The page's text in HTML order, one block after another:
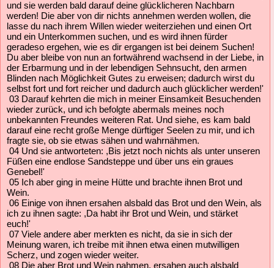
und sie werden bald darauf deine glücklicheren Nachbarn
werden! Die aber von dir nichts annehmen werden wollen, die
lasse du nach ihrem Willen wieder weiterziehen und einen Ort
und ein Unterkommen suchen, und es wird ihnen fürder
geradeso ergehen, wie es dir ergangen ist bei deinem Suchen!
Du aber bleibe von nun an fortwährend wachsend in der Liebe, in
der Erbarmung und in der lebendigen Sehnsucht, den armen
Blinden nach Möglichkeit Gutes zu erweisen; dadurch wirst du
selbst fort und fort reicher und dadurch auch glücklicher werden!'
03 Darauf kehrten die mich in meiner Einsamkeit Besuchenden
wieder zurück, und ich befolgte abermals meines noch
unbekannten Freundes weiteren Rat. Und siehe, es kam bald
darauf eine recht große Menge dürftiger Seelen zu mir, und ich
fragte sie, ob sie etwas sähen und wahrnähmen.
04 Und sie antworteten: ,Bis jetzt noch nichts als unter unseren
Füßen eine endlose Sandsteppe und über uns ein graues
Genebel!'
05 Ich aber ging in meine Hütte und brachte ihnen Brot und
Wein.
06 Einige von ihnen ersahen alsbald das Brot und den Wein, als
ich zu ihnen sagte: ,Da habt ihr Brot und Wein, und stärket
euch!'
07 Viele andere aber merkten es nicht, da sie in sich der
Meinung waren, ich treibe mit ihnen etwa einen mutwilligen
Scherz, und zogen wieder weiter.
08 Die aber Brot und Wein nahmen, ersahen auch alsbald